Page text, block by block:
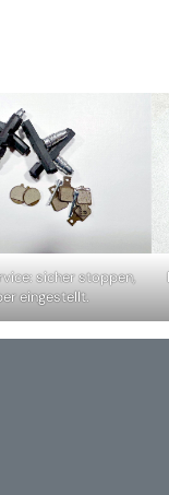
sicher stoppen,
eingestellt.